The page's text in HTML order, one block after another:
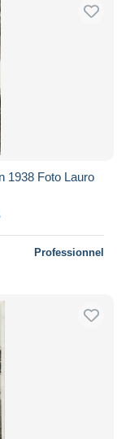
1938 Foto Lauro
Professionnel